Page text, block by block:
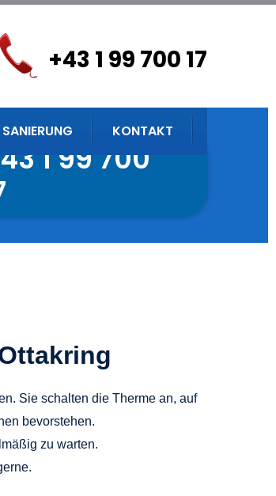
+43 1 99 700 17
KONTAKT
1 99 700
Sie schalten die Therme an, auf
bevorstehen.
zu warten.